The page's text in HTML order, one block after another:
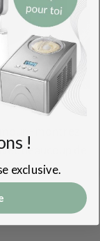
- montrez
beaucoup de
!
exclusive.